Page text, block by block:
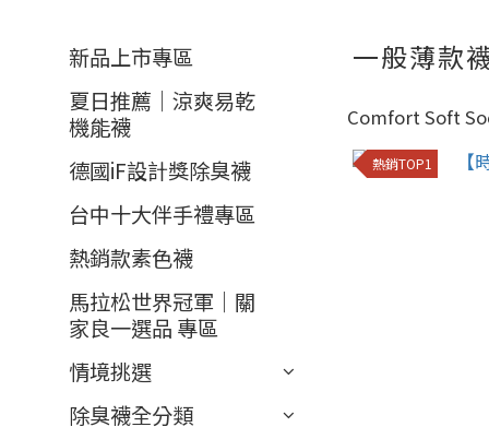
新品上市專區
夏日推薦｜涼爽易乾
機能襪
德國iF設計獎除臭襪
台中十大伴手禮專區
熱銷款素色襪
馬拉松世界冠軍｜關
家良一選品 專區
情境挑選
除臭襪全分類
一般薄款
Comfort Soft
熱銷TOP1